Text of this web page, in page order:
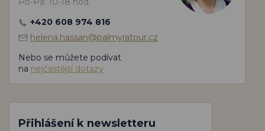
+420 608 974 816
helena.hassan@palmyratour.cz
Nebo se můžete podívat
na nejčastější dotazy
Přihlášení k newsletteru